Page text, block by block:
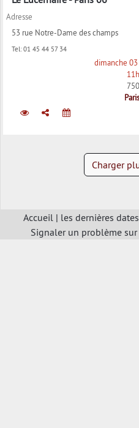
Adresse
53 rue Notre-Dame des champs
Tel: 01 45 44 57 34
dimanche
Charger
Accueil | les dernières
Signaler un problème